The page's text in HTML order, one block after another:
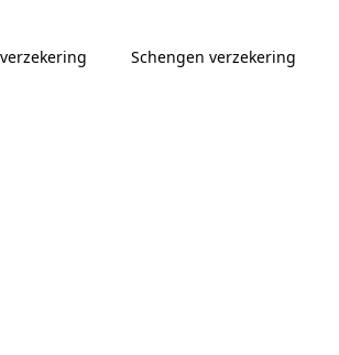
Schengen verzekering